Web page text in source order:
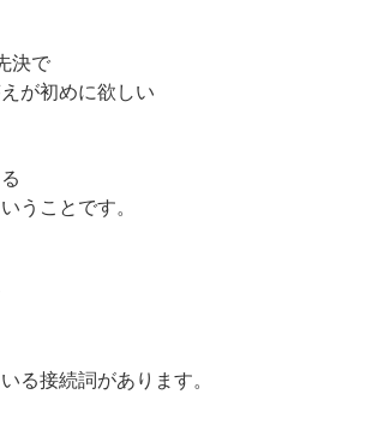
決で
が初めに欲しい
うことです。
る接続詞があります。